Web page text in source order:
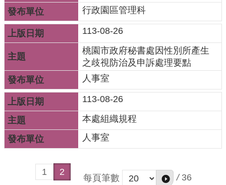
政
府
網
站
資
料
開
放
宣
告
行政園區管理科
113-08-26
桃園市政府秘書處因性別所產生
之歧視防治及申訴處理要點
人事室
113-08-26
本處組織規程
人事室
1 2
每頁筆數 / 36